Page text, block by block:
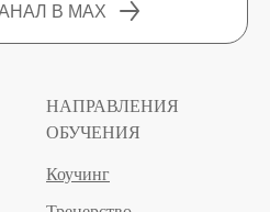
В MAX
НАПРАВЛЕНИЯ
ОБУЧЕНИЯ
Коучинг